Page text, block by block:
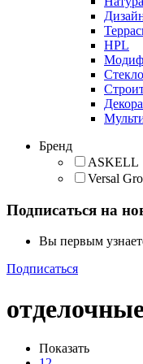
HPL
Стекло
Бренд
ASKELL
Versal
Подписаться на
Вы первым
Подписаться
Показать